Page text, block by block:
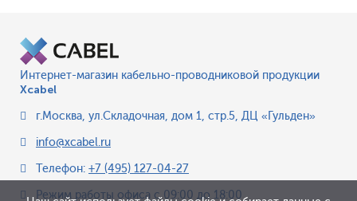
Интернет-магазин кабельно-проводниковой продукции
Xcabel
г.Москва, ул.Складочная, дом 1, стр.5, ДЦ «Гульден»
info@xcabel.ru
Телефон: +7 (495) 127-04-27
Режим работы офиса с 09:00 до 18:00